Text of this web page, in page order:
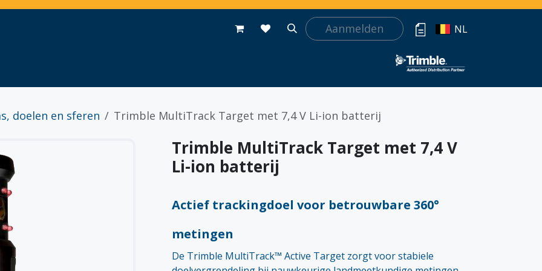
Contact Aanmelden NL
doelen en sferen Trimble MultiTrack Target met 7,4 V Li-ion batterij
Trimble MultiTrack Target met 7,4 V
Li-ion batterij
Actief trackingdoel voor betrouwbare 360°
metingen
De Trimble MultiTrack™ Active Target zorgt voor stabiele